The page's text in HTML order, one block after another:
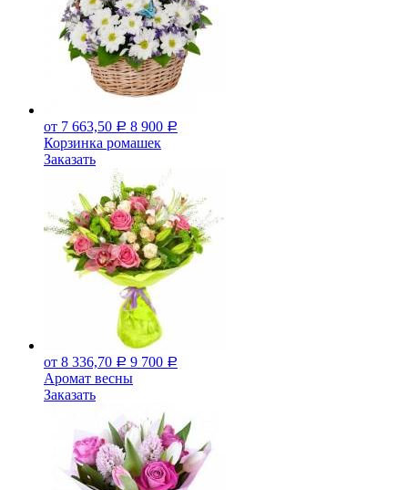
от 7 663,50 Р 8 900 Р
Корзинка ромашек
Заказать
от 8 336,70 Р 9 700 Р
Аромат весны
Заказать